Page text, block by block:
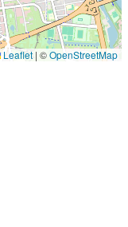
Leaflet | ©OpenStreetMap